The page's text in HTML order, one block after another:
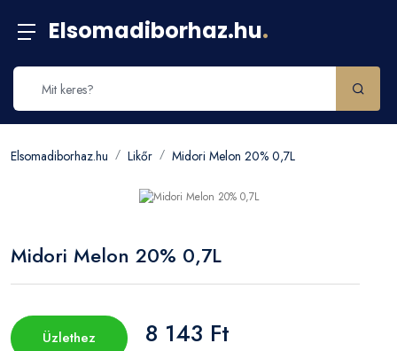
Elsomadiborhaz.hu.
Elsomadiborhaz.hu Likőr Midori Melon 20% 0,7L
Midori Melon 20% 0,7L
Üzlethez 8 143 Ft